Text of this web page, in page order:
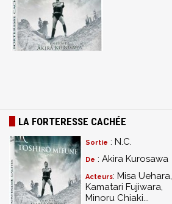
LA FORTERESSE CACHÉE
Sortie : N.C.
De : Akira Kurosawa
Acteurs: Misa Uehara,
Kamatari Fujiwara,
Minoru Chiaki...